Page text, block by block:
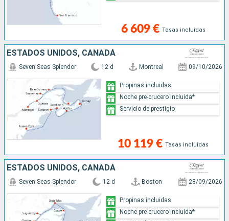
6 609 € Tasas incluidas
ESTADOS UNIDOS, CANADÁ
Seven Seas Splendor 12 d Montreal 09/10/2026
10 119 € Tasas incluidas
Propinas incluidas
Noche pre-crucero incluida*
Servicio de prestigio
ESTADOS UNIDOS, CANADÁ
Seven Seas Splendor 12 d Boston 28/09/2026
Propinas incluidas
Noche pre-crucero incluida*